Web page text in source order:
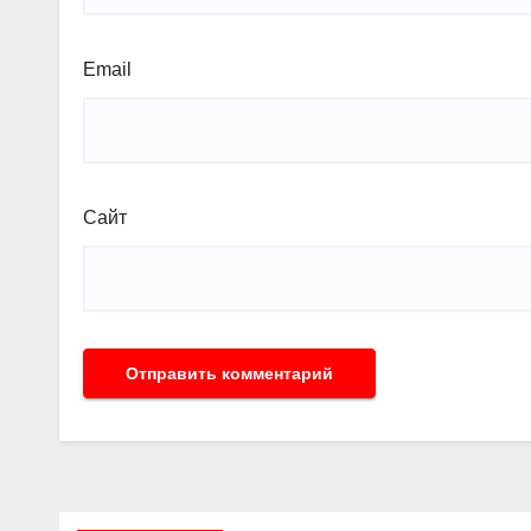
Email
Сайт